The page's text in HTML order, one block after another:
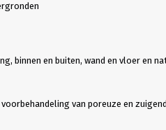
binnen en buiten, wand en vloer en
van poreuze en